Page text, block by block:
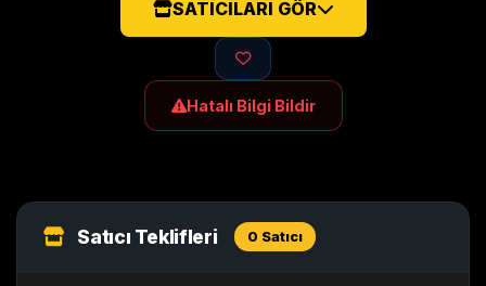
SATICILARI GÖR
Hatalı Bilgi Bildir
Satıcı Teklifleri 0 Satıcı